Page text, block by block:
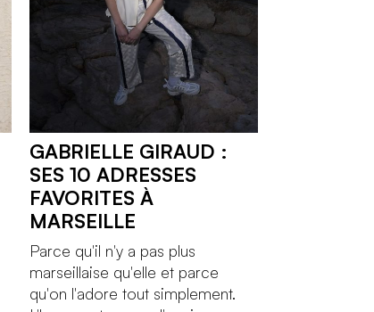
GABRIELLE GIRAUD :
SES 10 ADRESSES
FAVORITES À
MARSEILLE
Parce qu'il n'y a pas plus
marseillaise qu'elle et parce
qu'on l'adore tout simplement.